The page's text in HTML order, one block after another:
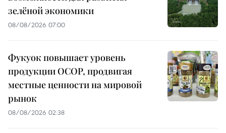
зелёной экономики
08/08/2026 07:00
Фукуок повышает уровень
продукции OCOP, продвигая
местные ценности на мировой
рынок
08/08/2026 02:38